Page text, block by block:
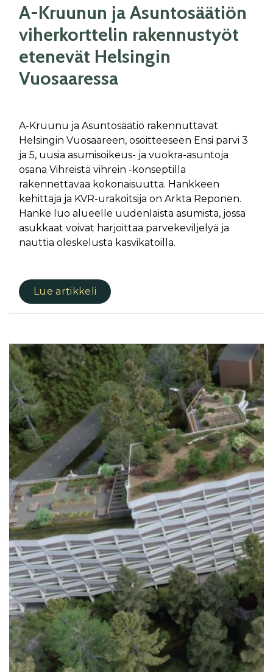
A-Kruunun ja Asuntosäätiön
viherkorttelin rakennustyöt
etenevät Helsingin
Vuosaaressa
A-Kruunu ja Asuntosäätiö rakennuttavat
Helsingin Vuosaareen, osoitteeseen Ensi parvi 3
ja 5, uusia asumisoikeus- ja vuokra-asuntoja
osana Vihreistä vihrein -konseptilla
rakennettavaa kokonaisuutta. Hankkeen
kehittäjä ja KVR-urakoitsija on Arkta Reponen.
Hanke luo alueelle uudenlaista asumista, jossa
asukkaat voivat harjoittaa parvekeviljelyä ja
nauttia oleskelusta kasvikatoilla.
Lue artikkeli